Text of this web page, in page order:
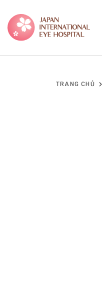
TRANG CHỦ